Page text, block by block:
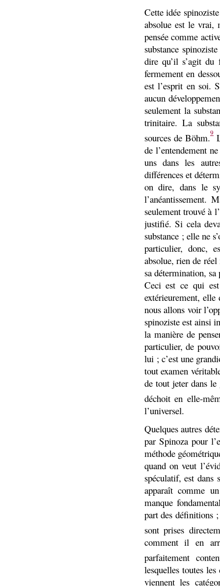
Cette idée
absolue est le vrai,
pensée comme
substance
dire qu’il s’agit du
fermement en
est l’esprit en soi.
aucun
seulement la
trinitaire. La
sources de Böhm.9
de l’entendement
uns dans les
différences et
on dire, dans le
seulement trouvé à
justifié. Si cela
substance ; elle ne
particulier, donc,
absolue, rien de
sa détermination,
Ceci est ce qui
extérieurement,
nous allons voir
spinoziste est ainsi
la manière de
particulier, de
lui ; c’est une
tout examen
de tout jeter dans
déchoit en elle-
l’universel.
Quelques autres
par Spinoza pour
méthode
quand on veut
spéculatif, est dans
apparaît comme
manque
part des définitions
sont prises
comment il en
parfaitement
lesquelles toutes
viennent les